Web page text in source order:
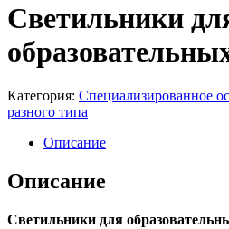
Светильники
Категория: Специализированное
разного типа
Описание
Описание
Светильники для